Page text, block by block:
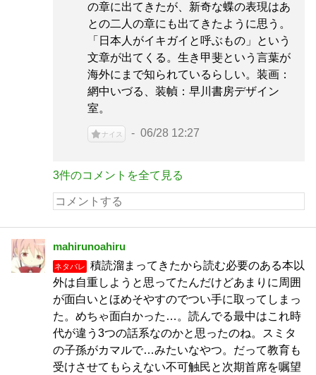
の章に出てきたが、新奇な蝶の表現はあ
との二人の章にも出てきたように思う。
「日本人がイキガイと呼ぶもの」という
文章が出てくる。生き甲斐という言葉が
海外にまで知られているらしい。装画：
網中いづる、装幀：早川書房デザイン
室。
ナイス 06/28 12:27
3件のコメントを全て見る
mahirunoahiru
ネタバレ
積読溜まってきたから読む必要のある本以
外は自重しようと思ってたんだけどあまりに周囲
が面白いとほめそやすのでつい手に取ってしまっ
た。めちゃ面白かった…。読んでる最中はこれ時
代が違う3つの話系なのかと思ったのね。スミタ
の子孫がカマルで…みたいなやつ。だって教育も
受けさせてもらえない不可触民と次期首席を嘱望